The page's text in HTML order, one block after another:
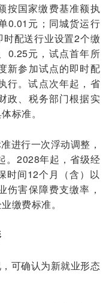
按国家缴费基准额执
0.01元；同城货运行
配送行业设置2个缴
0.25元，试点首年所
新参加试点的即时配
行。试点次年起，省
政、税务部门根据实
标准。
进行一次浮动调整，
。2028年起，省级经
时间12个月（含）以
伤害保障费支缴率，
缴费标准。
可确认为新就业形态